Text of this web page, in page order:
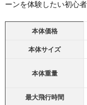
ーンを体験したい初心
本体価格
本体サイズ
本体重量
最大飛行時間